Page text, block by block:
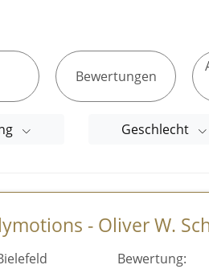
Bewertungen
Geschlecht
- Oliver W.
Bewertung: